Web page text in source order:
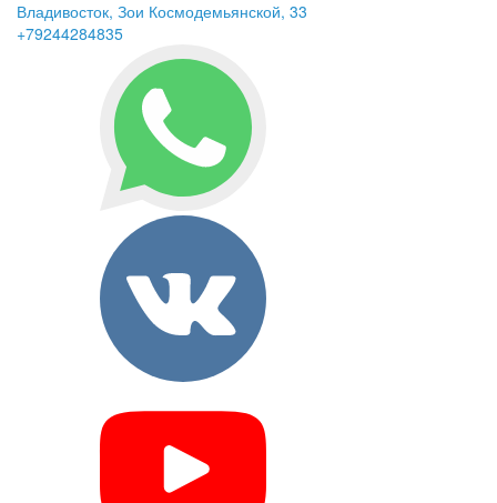
Владивосток, Зои Космодемьянской, 33
+79244284835